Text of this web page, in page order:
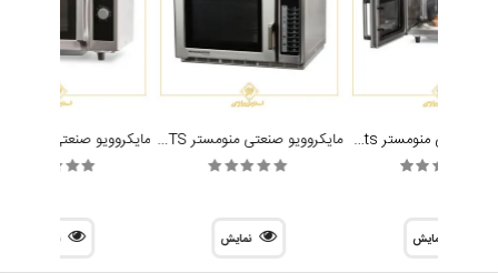
مایکروویو صنعتی منومستر Menumaster RMS510ts
نمایش
مایکروویو صنعتی منومستر Menumaster RFS518TS
نمایش